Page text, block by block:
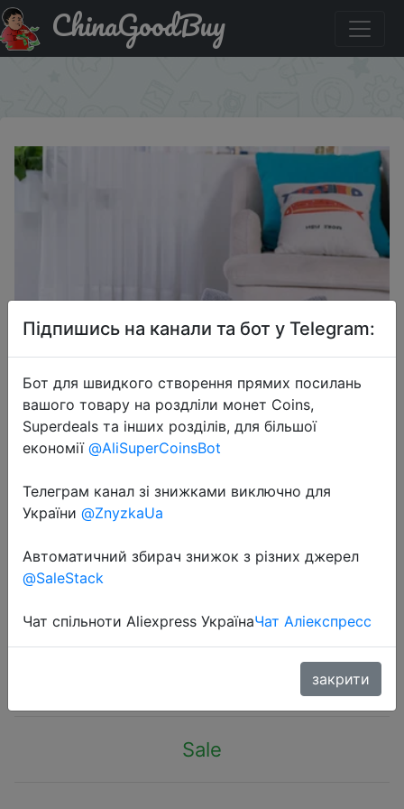
Придбати Корзина для Кошкин дом товары палатка для
животных Уютная пещера кровати Крытый Кама gato
ChinaGoodBuy
2020-11-15
палатка для животных Уютная
пещера кровати Крытый Кама
gato
Sale
Підпишись на канали та бот у Telegram:
Бот для швидкого створення прямих посилань
вашого товару на роздліли монет Coins,
Superdeals та інших розділів, для більшої
економії @AliSuperCoinsBot
Телеграм канал зі знижками виключно для
України @ZnyzkaUa
Автоматичний збирач знижок з різних джерел
@SaleStack
Чат спільноти Aliexpress УкраїнаЧат Аліекспресс
закрити